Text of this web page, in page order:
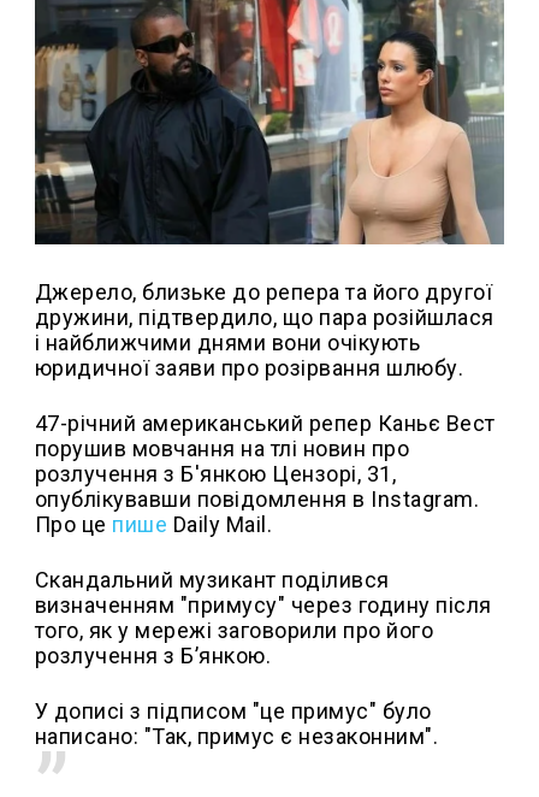
Джерело, близьке до репера та його другої
дружини, підтвердило, що пара розійшлася
і найближчими днями вони очікують
юридичної заяви про розірвання шлюбу.
47-річний американський репер Каньє Вест
порушив мовчання на тлі новин про
розлучення з Б'янкою Цензорі, 31,
опублікувавши повідомлення в Instagram.
Про це пише Daily Mail.
Скандальний музикант поділився
визначенням "примусу" через годину після
того, як у мережі заговорили про його
розлучення з Бʼянкою.
У дописі з підписом "це примус" було
написано: "Так, примус є незаконним".